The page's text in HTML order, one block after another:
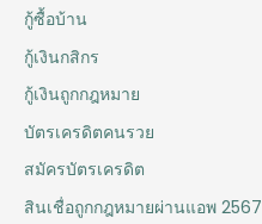
กู้ซื้อบ้าน
กู้เงินกสิกร
กู้เงินถูกกฎหมาย
บัตรเครดิตคนรวย
สมัครบัตรเครดิต
สินเชื่อถูกกฎหมายผ่านแอพ 2567